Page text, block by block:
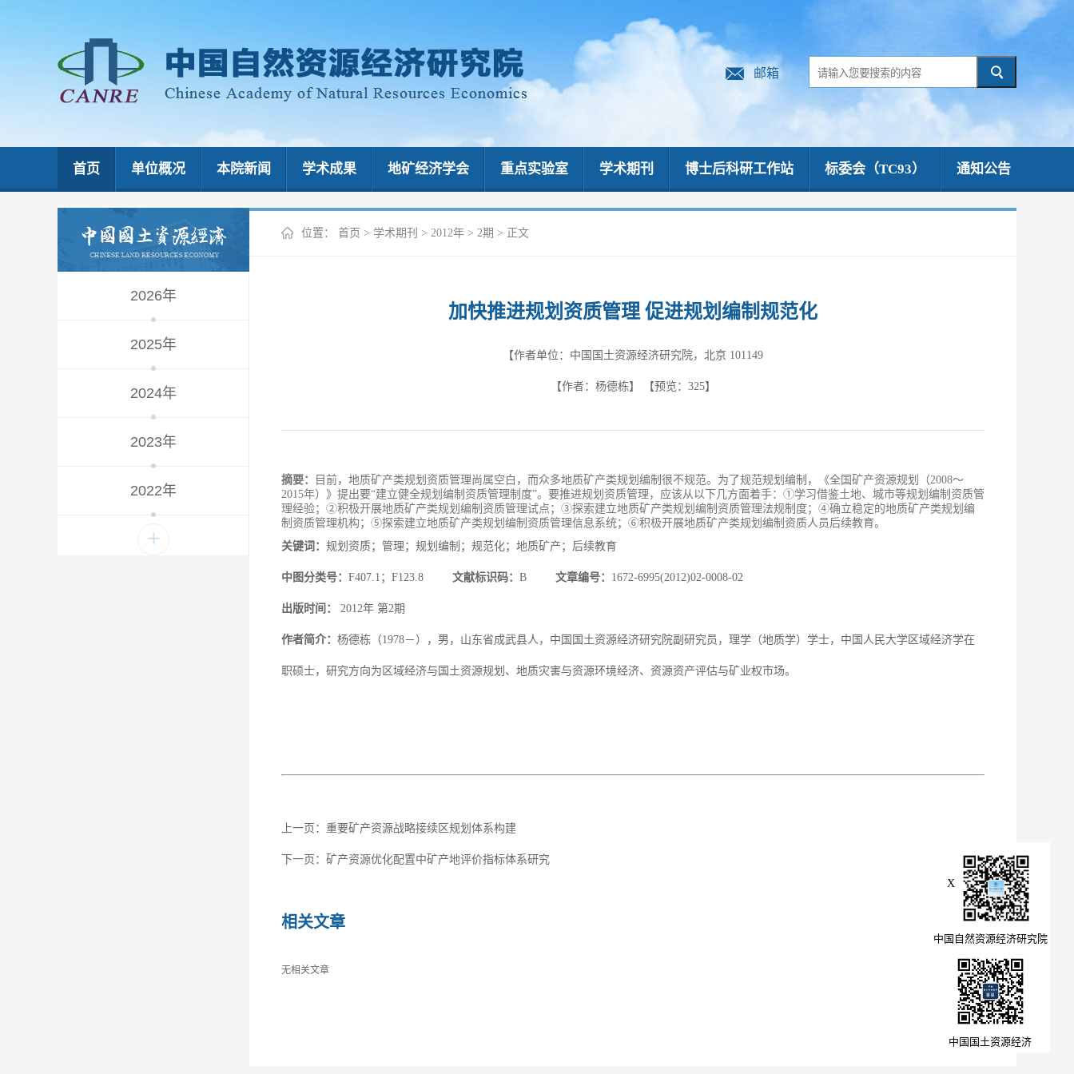
邮箱
首页 单位概况 本院新闻 学术成果 地矿经济学会 重点实验室 学术期刊 博士后科研工作站 标委会（TC93） 通知公告
2026年
2025年
2024年
2023年
2022年
+
位置： 首页 > 学术期刊 > 2012年 > 2期 > 正文
加快推进规划资质管理 促进规划编制规范化
【作者单位：中国国土资源经济研究院，北京 101149
【作者：杨德栋】 【预览： 325】
摘要：
目前，地质矿产类规划资质管理尚属空白，而众多地质矿产类规划编制很不规范。为了规范规划编制，《全国矿产资源规划（2008～
2015年）》提出要“建立健全规划编制资质管理制度”。要推进规划资质管理，应该从以下几方面着手：①学习借鉴土地、城市等规划编制资质管
理经验；②积极开展地质矿产类规划编制资质管理试点；③探索建立地质矿产类规划编制资质管理法规制度；④确立稳定的地质矿产类规划编
制资质管理机构；⑤探索建立地质矿产类规划编制资质管理信息系统；⑥积极开展地质矿产类规划编制资质人员后续教育。
关键词： 规划资质；管理；规划编制；规范化；地质矿产；后续教育
中图分类号： F407.1；F123.8 文献标识码： B 文章编号： 1672-6995(2012)02-0008-02
出版时间： 2012年 第2期
作者简介： 杨德栋（1978－），男，山东省成武县人，中国国土资源经济研究院副研究员，理学（地质学）学士，中国人民大学区域经济学在
职硕士，研究方向为区域经济与国土资源规划、地质灾害与资源环境经济、资源资产评估与矿业权市场。
上一页： 重要矿产资源战略接续区规划体系构建
下一页： 矿产资源优化配置中矿产地评价指标体系研究
相关文章
无相关文章
X
中国自然资源经济研究院
中国国土资源经济